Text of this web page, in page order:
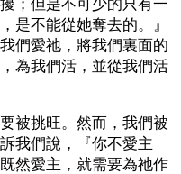
；但是不可少的只有一
是不能從她奪去的。』
們愛祂，將我們裏面的
為我們活，並從我們活
被挑旺。然而，我們被
我們說，『你不愛主
然愛主，就需要為祂作